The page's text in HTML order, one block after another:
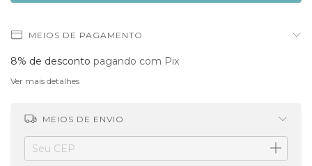
MEIOS DE PAGAMENTO
8% de desconto pagando com Pix
Ver mais detalhes
MEIOS DE ENVIO
Entregas para o CEP:
ALTERAR CEP